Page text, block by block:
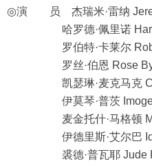
◎演 员 杰瑞米·雷纳
哈罗德·佩里诺
罗伯特·卡莱尔
罗丝·伯恩 Rose
凯瑟琳·麦克马克
伊莫琴·普茨 Imogen
麦金托什·马格顿
伊德里斯·艾尔巴
裘德·普瓦耶 Jude